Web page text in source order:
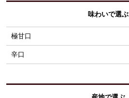
味わいで選ぶ
極甘口
辛口